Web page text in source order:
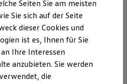
finden
Lebensdauer
unseren Konfigurator für eine
Modelle und Ausstattungen.
und Emissionswerte beziehen
Fahrzeug und sind nicht Bestandteil
allein Vergleichszwecken
Fahrzeugtypen.
Zubehör (Anbauteile, Reifenformat
Seiten Sie am meisten
Sie sich auf der Seite
dieser Cookies und
ist es, Ihnen für Sie
Ihre Interessen
anzubieten. Sie werden
die